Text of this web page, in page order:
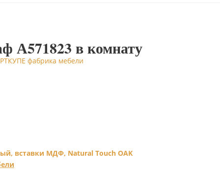
А571823 в комнату
фабрика мебели
вставки МДФ, Natural Touch OAK